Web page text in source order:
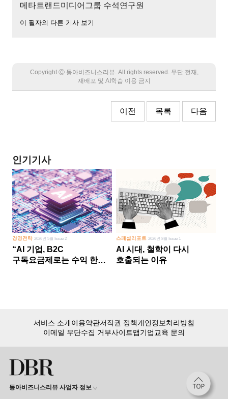
메타트랜드미디어그룹 수석연구원
이 필자의 다른 기사 보기
Copyright Ⓒ 동아비즈니스리뷰. All rights reserved. 무단 전재,
재배포 및 AI학습 이용 금지
이전 목록 다음
인기기사
경영전략 2026년 5월 Issue 2
“AI 기업, B2C
구독요금제로는 수익 한계
스페셜리포트 2026년 8월 Issue 1
AI 시대, 철학이 다시
호출되는 이유
서비스 소개이용약관저작권 정책개인정보처리방침
이메일 무단수집 거부사이트맵기업교육 문의
동아비즈니스리뷰 사업자 정보